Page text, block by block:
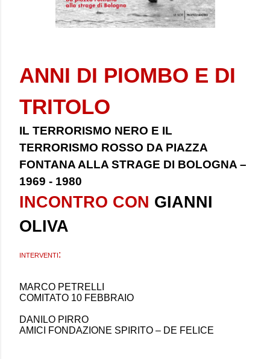
ANNI DI PIOMBO E DI
TRITOLO
IL TERRORISMO NERO E IL
TERRORISMO ROSSO DA PIAZZA
FONTANA ALLA STRAGE DI BOLOGNA –
1969 - 1980
INCONTRO CON GIANNI
OLIVA
interventi:
MARCO PETRELLI
COMITATO 10 FEBBRAIO
DANILO PIRRO
AMICI FONDAZIONE SPIRITO – DE FELICE